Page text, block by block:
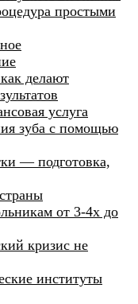
простыми
делают
услуга
зуба с помощью
— подготовка,
от 3-4х до
кризис не
институты